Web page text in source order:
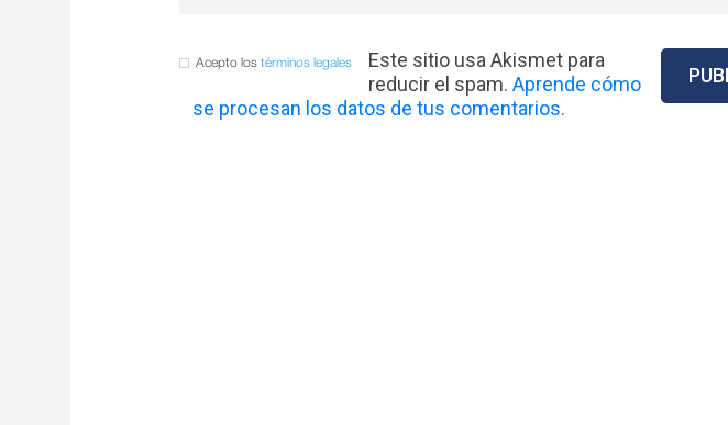
Acepto los términos legales
Este sitio usa Akismet para
reducir el spam. Aprende cómo
se procesan los datos de tus comentarios.